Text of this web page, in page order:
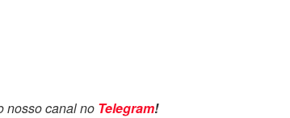
nosso canal no Telegram!